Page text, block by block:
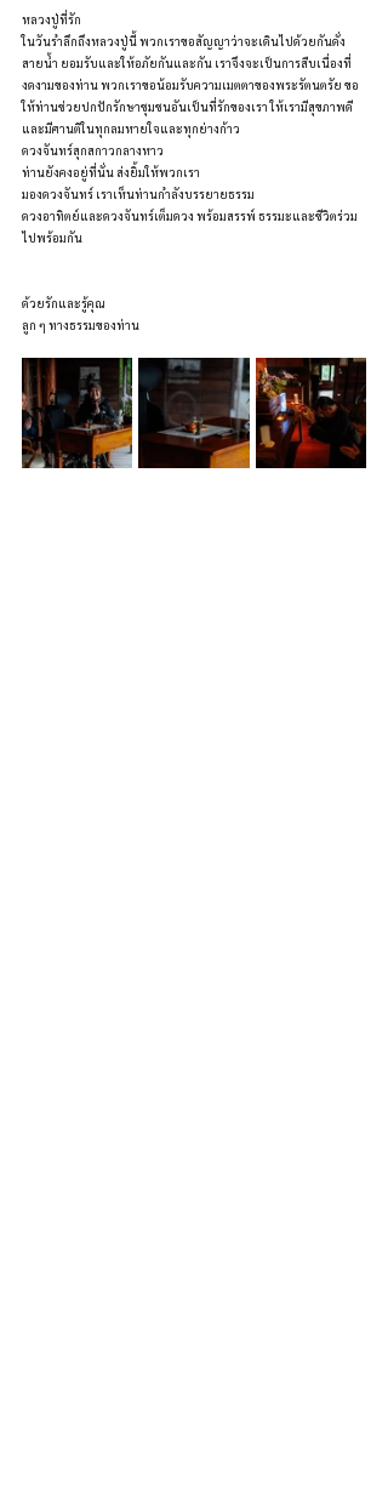
หลวงปู่ที่รัก
ในวันรำลึกถึงหลวงปู่นี้ พวกเราขอสัญญาว่าจะเดินไปด้วยกันดั่ง
สายน้ำ ยอมรับและให้อภัยกันและกัน เราจึงจะเป็นการสืบเนื่องที่
งดงามของท่าน พวกเราขอน้อมรับความเมตตาของพระรัตนตรัย ขอ
ให้ท่านช่วยปกปักรักษาชุมชนอันเป็นที่รักของเรา ให้เรามีสุขภาพดี
และมีศานติในทุกลมหายใจและทุกย่างก้าว
ดวงจันทร์สุกสกาวกลางหาว
ท่านยังคงอยู่ที่นั่น ส่งยิ้มให้พวกเรา
มองดวงจันทร์ เราเห็นท่านกำลังบรรยายธรรม
ดวงอาทิตย์และดวงจันทร์เต็มดวง พร้อมสรรพ์ ธรรมะและชีวิตร่วม
ไปพร้อมกัน
ด้วยรักและรู้คุณ
ลูก ๆ ทางธรรมของท่าน